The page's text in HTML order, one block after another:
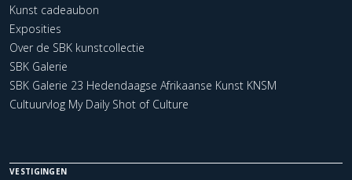
Kunst cadeaubon
Exposities
Over de SBK kunstcollectie
SBK Galerie
SBK Galerie 23 Hedendaagse Afrikaanse Kunst KNSM
Cultuurvlog My Daily Shot of Culture
VESTIGINGEN